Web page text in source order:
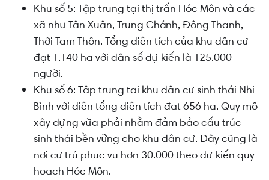
Khu số 5: Tập trung tại thị trấn Hóc Môn và các
xã như Tân Xuân, Trung Chánh, Đông Thanh,
Thới Tam Thôn. Tổng diện tích của khu dân cư
đạt 1.140 ha với dân số dự kiến là 125.000
người.
Khu số 6: Tập trung tại khu dân cư sinh thái Nhị
Bình với diện tổng diện tích đạt 656 ha. Quy mô
xây dựng vừa phải nhằm đảm bảo cấu trúc
sinh thái bền vững cho khu dân cư. Đây cũng là
nơi cư trú phục vụ hơn 30.000 theo dự kiến quy
hoạch Hóc Môn.